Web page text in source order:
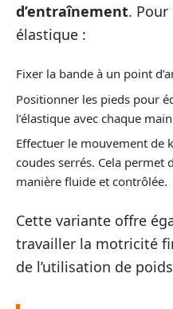
d’entraînement.
élastique :
Fixer la bande à un point
Positionner les pieds pour
l’élastique avec chaque
Effectuer le mouvement de
coudes serrés. Cela permet
manière fluide et contrôlée.
Cette variante offre
travailler la motricité
de l’utilisation de